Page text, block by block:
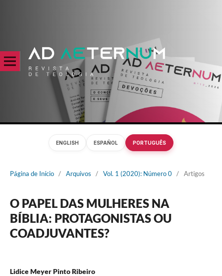
Página de Início / Arquivos / Vol. 1 (2020): Número 0 / Artigos
O PAPEL DAS MULHERES NA
BÍBLIA: PROTAGONISTAS OU
COADJUVANTES?
Lidice Meyer Pinto Ribeiro
ENGLISH ESPAÑOL PORTUGUÊS